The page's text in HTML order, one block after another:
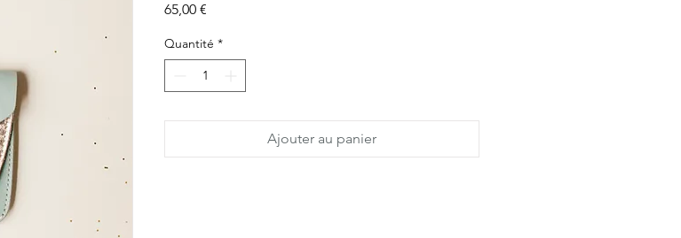
65,00 €
Quantité *
Ajouter au panier